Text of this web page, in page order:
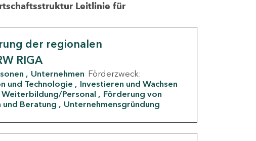
Leitlinie für
der regionalen
RIGA
Unternehmen Förderzweck:
und Technologie
Investieren und Wachsen
Personal
Förderung von
und Beratung Unternehmensgründung